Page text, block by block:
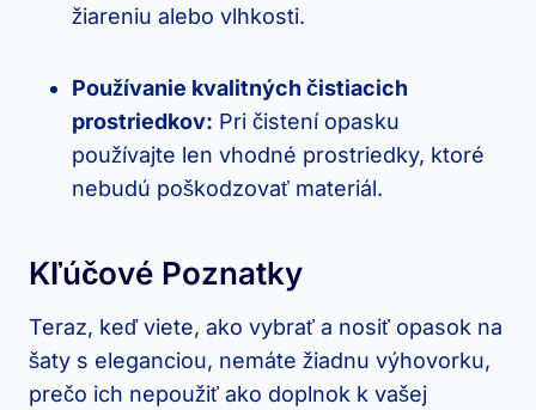
žiareniu alebo vlhkosti.
Používanie kvalitných čistiacich
prostriedkov: Pri čistení opasku
používajte len vhodné prostriedky, ktoré
nebudú poškodzovať materiál.
Kľúčové Poznatky
Teraz, keď viete, ako vybrať a nosiť opasok na
šaty s eleganciou, nemáte žiadnu výhovorku,
prečo ich nepoužiť ako doplnok k vašej